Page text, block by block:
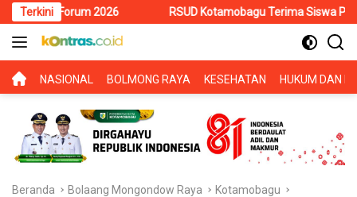
Langsung
ke
konten
Terkini
2026 RSUD Kotamobagu Terima Siswa PKL SMK
BERANDA
NASIONAL BOLMONG RAYA KESEHATAN HUKUM DAN
Beranda Bolaang Mongondow Raya Kotamobagu